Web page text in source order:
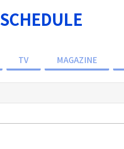
SCHEDULE
TV MAGAZINE